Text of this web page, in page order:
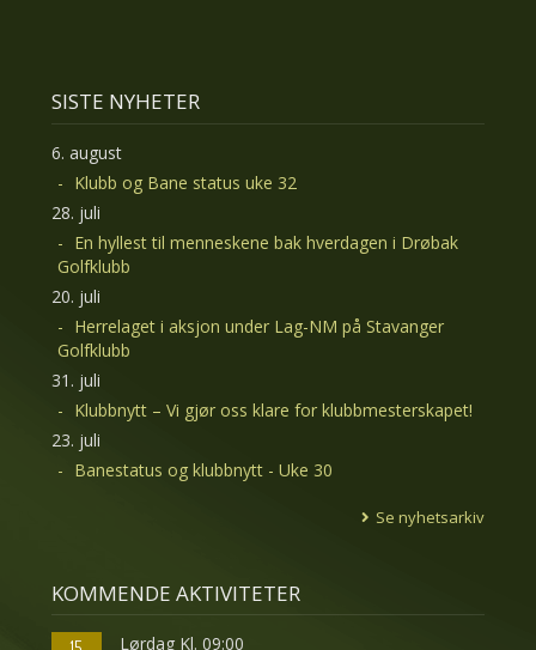
SISTE NYHETER
6. august
Klubb og Bane status uke 32
28. juli
En hyllest til menneskene bak hverdagen i Drøbak
Golfklubb
20. juli
Herrelaget i aksjon under Lag-NM på Stavanger
Golfklubb
31. juli
Klubbnytt – Vi gjør oss klare for klubbmesterskapet!
23. juli
Banestatus og klubbnytt - Uke 30
Se nyhetsarkiv
KOMMENDE AKTIVITETER
Lørdag Kl. 09:00